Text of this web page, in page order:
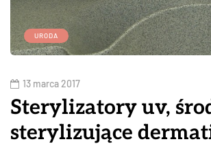
URODA
13 marca 2017
Sterylizatory uv,
sterylizujące